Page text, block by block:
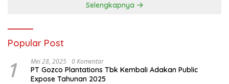
Selengkapnya
Popular Post
1 Mei 28, 2025 0 Komentar
PT Gozco Plantations Tbk Kembali Adakan Public
Expose Tahunan 2025